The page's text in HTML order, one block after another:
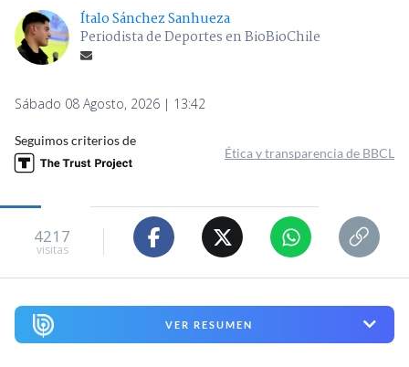
Ítalo Sánchez Sanhueza
Periodista de Deportes en BioBioChile
Sábado 08 Agosto, 2026 | 13:42
Seguimos criterios de
Ética y transparencia de BBCL
4217
visitas
VER RESUMEN